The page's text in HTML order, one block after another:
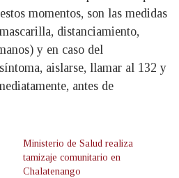
momentos, son las medidas
distanciamiento,
y en caso del
aislarse, llamar al 132 y
antes de
Ministerio de Salud realiza
tamizaje comunitario en
Chalatenango